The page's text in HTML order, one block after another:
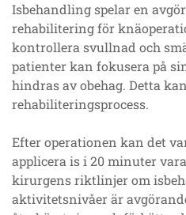
Isbehandling spelar en
rehabilitering för
kontrollera svullnad och
patienter kan fokusera på
hindras av obehag. Detta
rehabiliteringsprocess.
Efter operationen kan det
applicera is i 20 minuter
kirurgens riktlinjer om
aktivitetsnivåer är